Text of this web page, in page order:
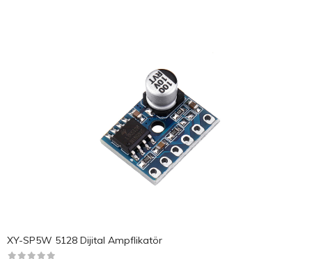
XY-SP5W 5128 Dijital Ampflikatör